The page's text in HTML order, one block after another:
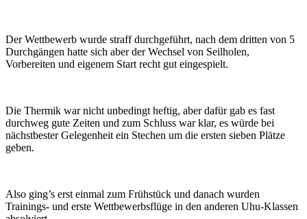
Der Wettbewerb wurde straff durchgeführt, nach dem dritten von 5
Durchgängen hatte sich aber der Wechsel von Seilholen,
Vorbereiten und eigenem Start recht gut eingespielt.
Die Thermik war nicht unbedingt heftig, aber dafür gab es fast
durchweg gute Zeiten und zum Schluss war klar, es würde bei
nächstbester Gelegenheit ein Stechen um die ersten sieben Plätze
geben.
Also ging’s erst einmal zum Frühstück und danach wurden
Trainings- und erste Wettbewerbsflüge in den anderen Uhu-Klassen